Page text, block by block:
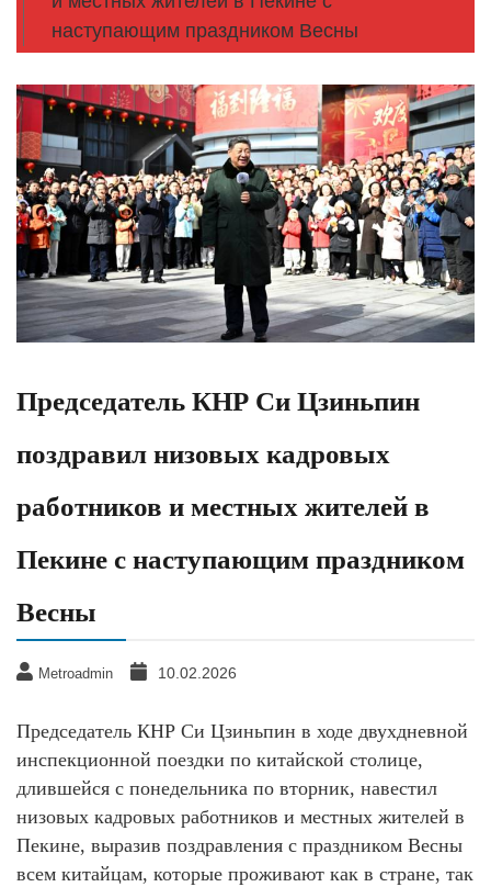
наступающим праздником Весны
Председатель КНР Си Цзиньпин
поздравил низовых кадровых
работников и местных жителей в
Пекине с наступающим праздником
Весны
Metroadmin 10.02.2026
Председатель КНР Си Цзиньпин в ходе двухдневной
инспекционной поездки по китайской столице,
длившейся с понедельника по вторник, навестил
низовых кадровых работников и местных жителей в
Пекине, выразив поздравления с праздником Весны
всем китайцам, которые проживают как в стране, так